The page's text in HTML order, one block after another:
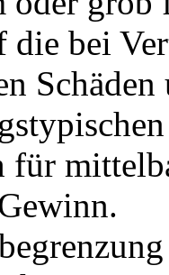
die bei